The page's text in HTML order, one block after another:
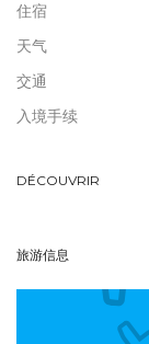
住宿
天气
交通
入境手续
DÉCOUVRIR
旅游信息